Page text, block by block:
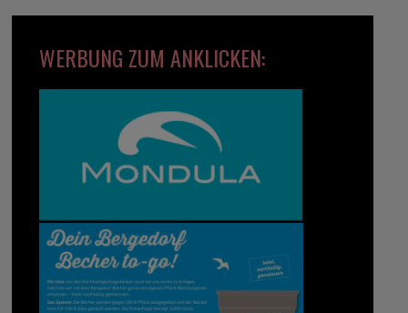
WERBUNG ZUM ANKLICKEN: